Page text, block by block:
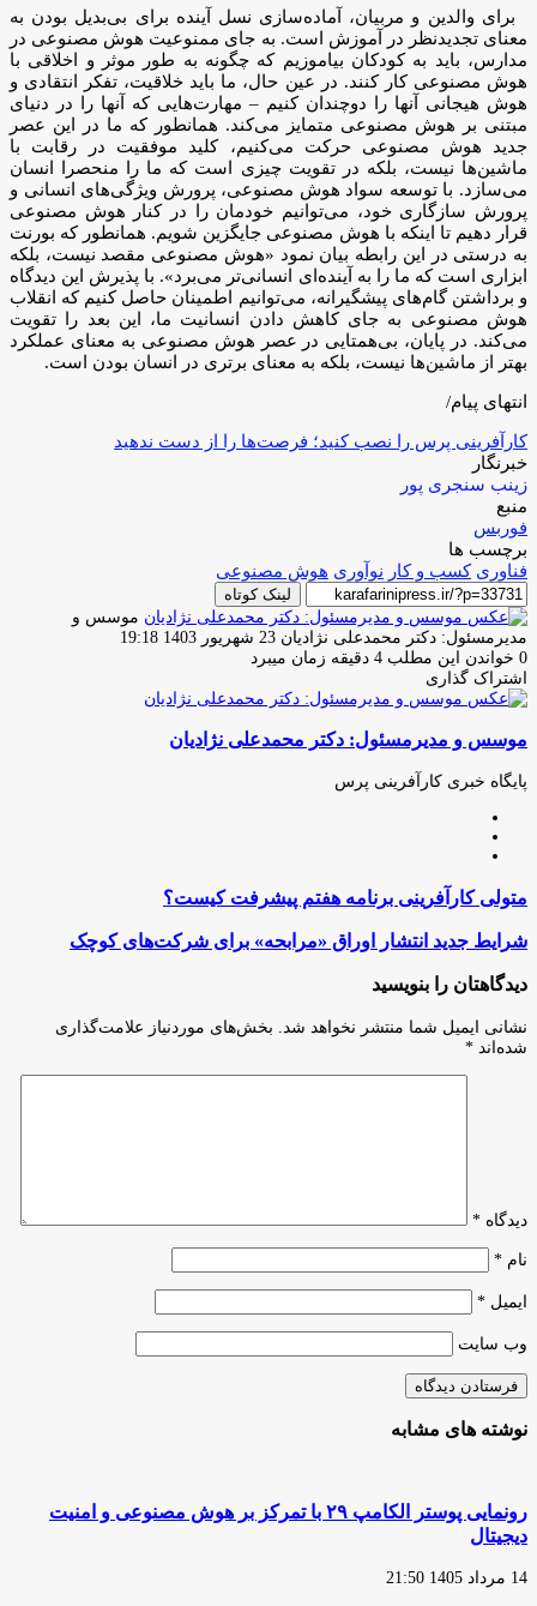
برای والدین و مربیان، آماده‌سازی نسل آینده برای بی‌بدیل بودن به
معنای تجدیدنظر در آموزش است. به جای ممنوعیت هوش مصنوعی در
مدارس، باید به کودکان بیاموزیم که چگونه به طور موثر و اخلاقی با
هوش مصنوعی کار کنند. در عین حال، ما باید خلاقیت، تفکر انتقادی و
هوش هیجانی آنها را دوچندان کنیم – مهارت‌هایی که آنها را در دنیای
مبتنی بر هوش مصنوعی متمایز می‌کند. همانطور که ما در این عصر
جدید هوش مصنوعی حرکت می‌کنیم، کلید موفقیت در رقابت با
ماشین‌ها نیست، بلکه در تقویت چیزی است که ما را منحصرا انسان
می‌سازد. با توسعه سواد هوش مصنوعی، پرورش ویژگی‌های انسانی و
پرورش سازگاری خود، می‌توانیم خودمان را در کنار هوش مصنوعی
قرار دهیم تا اینکه با هوش مصنوعی جایگزین شویم. همانطور که بورنت
به درستی در این رابطه بیان نمود «هوش مصنوعی مقصد نیست، بلکه
ابزاری است که ما را به آینده‌ای انسانی‌تر می‌برد». با پذیرش این دیدگاه
و برداشتن گام‌های پیشگیرانه، می‌توانیم اطمینان حاصل کنیم که انقلاب
هوش مصنوعی به جای کاهش دادن انسانیت ما، این بعد را تقویت
می‌کند. در پایان، بی‌همتایی در عصر هوش مصنوعی به معنای عملکرد
بهتر از ماشین‌ها نیست، بلکه به معنای برتری در انسان بودن است.
انتهای پیام/
کارآفرینی پرس را نصب کنید؛ فرصت‌ها را از دست ندهید
خبرنگار
زینب سنجری پور
منبع
فوربس
برچسب ها
فناوری کسب و کار نوآوری هوش مصنوعی
لینک کوتاه
موسس و
مدیرمسئول: دکتر محمدعلی نژادیان ارسال
ایمیل
23 شهریور 1403 19:18
0 خواندن این مطلب 4 دقیقه زمان میبرد
اشتراک گذاری
فیس
توئیتر
لینکدین
واتس
تلگرام
اشتراک
از
ایمیل
چاپ
موسس و مدیرمسئول: دکتر محمدعلی نژادیان
پایگاه خبری کارآفرینی پرس
متولی
کارآفرینی
برنامه
هفتم
پیشرفت
کیست؟
متولی کارآفرینی برنامه هفتم پیشرفت کیست؟
شرایط
انتشار
«مرابحه»
برای
شرایط جدید انتشار اوراق «مرابحه» برای شرکت‌های کوچک
دیدگاهتان را بنویسید
نشانی ایمیل شما منتشر نخواهد شد.
بخش‌های موردنیاز علامت‌گذاری
شده‌اند *
دیدگاه *
نام *
ایمیل *
وب‌ سایت
نوشته های مشابه
رونمایی پوستر الکامپ ۲۹ با تمرکز بر هوش مصنوعی و امنیت
دیجیتال
14 مرداد 1405 21:50